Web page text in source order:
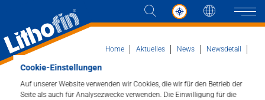
Cookie-Einstellungen
Auf unserer Website verwenden wir Cookies, die wir für den Betrieb der
Seite als auch für Analysezwecke verwenden. Die Einwilligung für die
Sprache
Produkte
Home Aktuelles News
Newsdetail
in Ilshofen